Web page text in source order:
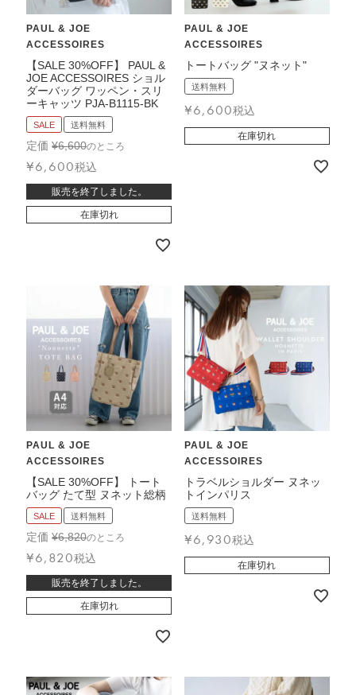
PAUL & JOE
ACCESSOIRES
【SALE 30%OFF】 PAUL &
JOE ACCESSOIRES ショル
ダーバッグ ワッペン・スリ
ーキャッツ PJA-B1115-BK
SALE 送料無料
定価 ¥6,600のところ
¥6,600税込
販売を終了しました。
在庫切れ
PAUL & JOE
ACCESSOIRES
トートバッグ "ヌネット"
送料無料
¥6,600税込
在庫切れ
PAUL & JOE
ACCESSOIRES
【SALE 30%OFF】 トート
バッグ たて型 ヌネット総柄
SALE 送料無料
定価 ¥6,820のところ
¥6,820税込
販売を終了しました。
在庫切れ
PAUL & JOE
ACCESSOIRES
トラベルショルダー ヌネッ
トインパリス
送料無料
¥6,930税込
在庫切れ